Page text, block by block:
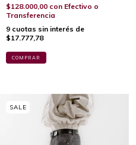
$128.000,00 con Efectivo o
Transferencia
9 cuotas sin interés de
$17.777,78
COMPRAR